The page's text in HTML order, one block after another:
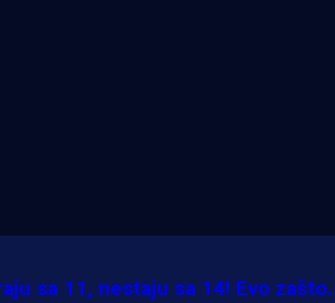
sa 11, nestaju sa 14! Evo